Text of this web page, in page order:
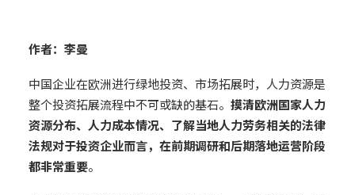
作者：李曼
中国企业在欧洲进行绿地投资、市场拓展时，人力资源是
整个投资拓展流程中不可或缺的基石。 摸清欧洲国家人力
资源分布、人力成本情况、了解当地人力劳务相关的法律
法规对于投资企业而言，在前期调研和后期落地运营阶段
都非常重要。